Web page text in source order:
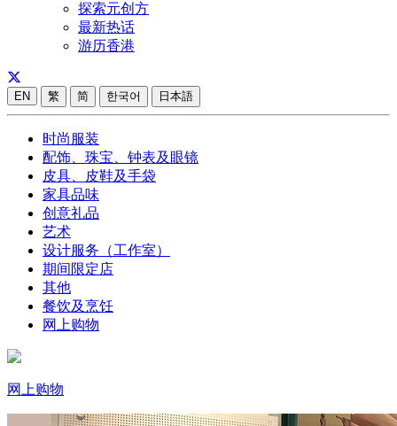
探索元创方
最新热话
游历香港
EN 繁 简 한국어 日本語
时尚服装
配饰、珠宝、钟表及眼镜
皮具、皮鞋及手袋
家具品味
创意礼品
艺术
设计服务（工作室）
期间限定店
其他
餐饮及烹饪
网上购物
网上购物